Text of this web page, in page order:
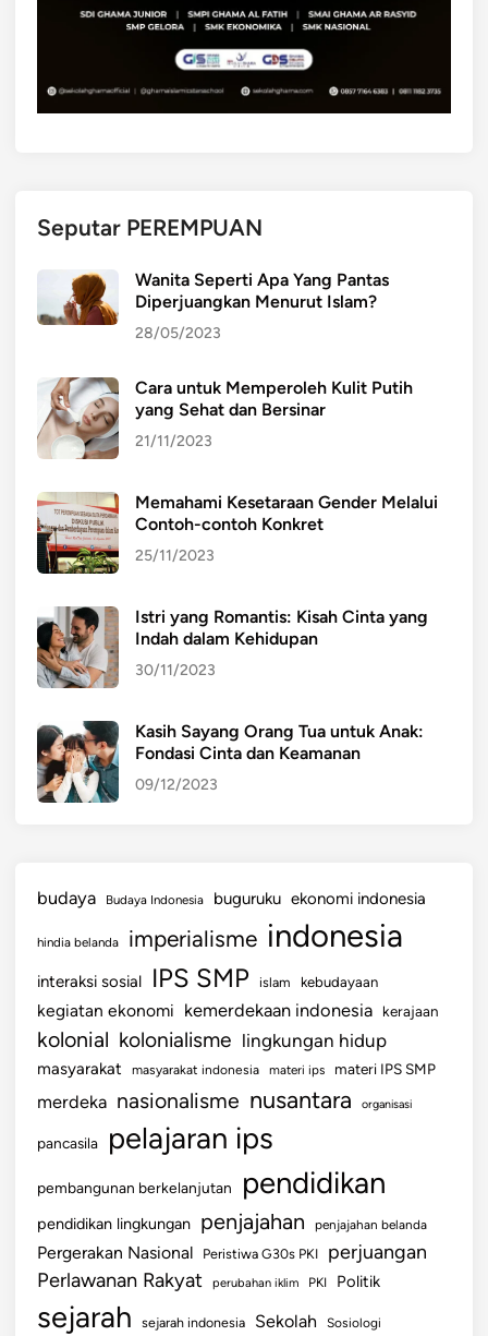
d
i
S
o
l
a
g
i
V
d
I
n
d
n
e
a
T
n
2
5
Seputar PEREMPUAN
Wanita Seperti Apa Yang Pantas
Diperjuangkan Menurut Islam?
28/05/2023
Cara untuk Memperoleh Kulit Putih
yang Sehat dan Bersinar
21/11/2023
Memahami Kesetaraan Gender Melalui
Contoh-contoh Konkret
25/11/2023
Istri yang Romantis: Kisah Cinta yang
Indah dalam Kehidupan
30/11/2023
Kasih Sayang Orang Tua untuk Anak:
Fondasi Cinta dan Keamanan
09/12/2023
budaya Budaya Indonesia buguruku ekonomi indonesia
hindia belanda imperialisme indonesia
interaksi sosial IPS SMP islam kebudayaan
kegiatan ekonomi kemerdekaan indonesia kerajaan
kolonial kolonialisme lingkungan hidup
masyarakat masyarakat indonesia materi ips materi IPS SMP
merdeka nasionalisme nusantara organisasi
pancasila pelajaran ips
pembangunan berkelanjutan pendidikan
pendidikan lingkungan penjajahan penjajahan belanda
Pergerakan Nasional Peristiwa G30s PKI perjuangan
Perlawanan Rakyat perubahan iklim PKI Politik
sejarah sejarah indonesia Sekolah Sosiologi